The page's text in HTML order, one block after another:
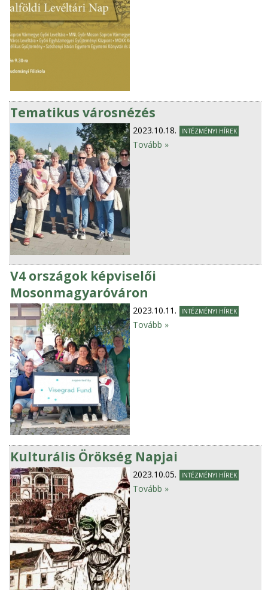
Tematikus városnézés
2023.10.18. INTÉZMÉNYI HÍREK
Tovább »
V4 országok képviselői
Mosonmagyaróváron
2023.10.11. INTÉZMÉNYI HÍREK
Tovább »
Kulturális Örökség Napjai
2023.10.05. INTÉZMÉNYI HÍREK
Tovább »